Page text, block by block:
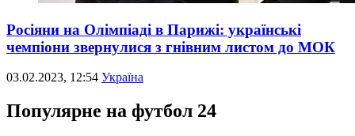
Росіяни на Олімпіаді в Парижі: українські
чемпіони звернулися з гнівним листом до МОК
03.02.2023, 12:54 Україна
Популярне на футбол 24